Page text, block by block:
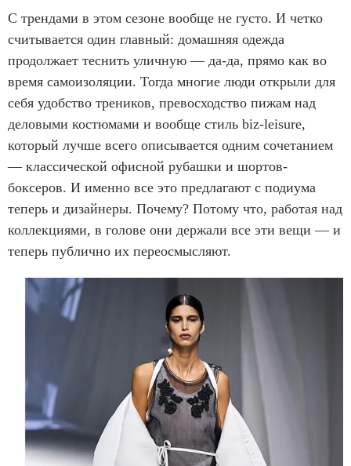
С трендами в этом сезоне вообще не густо. И четко
считывается один главный: домашняя одежда
продолжает теснить уличную — да-да, прямо как во
время самоизоляции. Тогда многие люди открыли для
себя удобство треников, превосходство пижам над
деловыми костюмами и вообще стиль biz-leisure,
который лучше всего описывается одним сочетанием
— классической офисной рубашки и шортов-
боксеров. И именно все это предлагают с подиума
теперь и дизайнеры. Почему? Потому что, работая над
коллекциями, в голове они держали все эти вещи — и
теперь публично их переосмысляют.